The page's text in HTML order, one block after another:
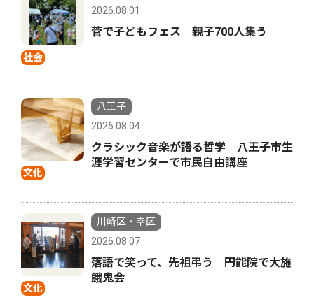
社会
2026.08.01
菅で子どもフェス 親子700人集う
文化
八王子
2026.08.04
クラシック音楽が語る哲学 八王子市生
涯学習センターで市民自由講座
文化
川崎区・幸区
2026.08.07
落語で笑って、先祖弔う 円能院で大施
餓鬼会